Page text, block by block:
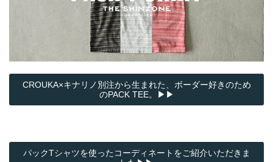
CROUKA×キナリノ別注から生まれた、ボーダー好きのため
のPACK TEE。▶▶
パックTシャツを使ったコーディネートをご紹介いただきま